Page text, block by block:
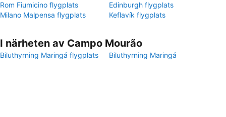
Rom Fiumicino flygplats
Edinburgh flygplats
Milano Malpensa flygplats
Keflavík flygplats
I närheten av Campo Mourão
Biluthyrning Maringá flygplats Biluthyrning Maringá